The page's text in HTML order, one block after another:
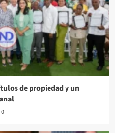
de propiedad y un
0